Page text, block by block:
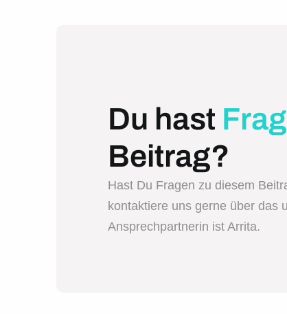
Du hast
Beitrag?
Hast Du Fragen zu diesem
kontaktiere uns gerne über das
Ansprechpartnerin ist Arrita.